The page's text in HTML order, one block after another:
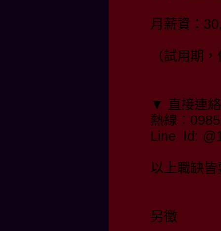
月薪資：
（試用期
▼ 直接連
熱線：
Line Id:
以上職缺
另徵